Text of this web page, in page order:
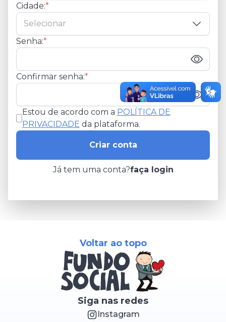
Cidade:*
Senha:*
Confirmar senha:*
Estou de acordo com a POLÍTICA DE
PRIVACIDADE da plataforma.
Criar conta
Já tem uma conta?faça login
Voltar ao topo
Siga nas redes
Instagram